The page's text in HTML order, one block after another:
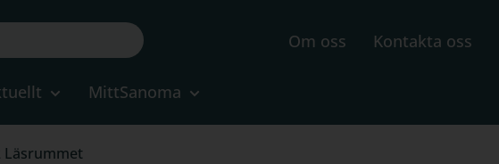
Om oss Kontakta oss
MittSanoma
Läsrummet